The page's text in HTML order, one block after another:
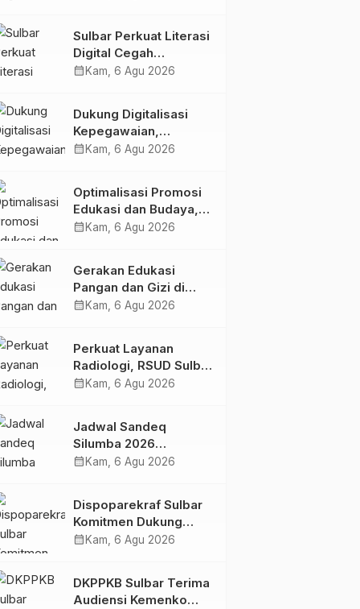
Penandatanganan
Perjanjian Tugas
Belajar 2026
Sulbar Perkuat Literasi
Digital Cegah
Kejahatan Love
calendar_month Kam, 6 Agu 2026
Dukung Digitalisasi
Kepegawaian,
DPMPTSP Sulbar Siap
calendar_month Kam, 6 Agu 2026
Optimalisasi Promosi
Edukasi dan Budaya,
Anjungan Provinsi
Bersama Sky World
TMII
calendar_month Kam, 6 Agu 2026
Gerakan Edukasi
Pangan dan Gizi di
Mamasa: Tingkatkan
dalam Pemenuhan Gizi
calendar_month Kam, 6 Agu 2026
Perkuat Layanan
Radiologi, RSUD Sulbar
Sambut Kembali dr. Iis
calendar_month Kam, 6 Agu 2026
Jadwal Sandeq
Silumba 2026
Disesuaikan,
Tetap Dimatangkan
calendar_month Kam, 6 Agu 2026
Dispoparekraf Sulbar
Komitmen Dukung
Penyusunan RAD
calendar_month Kam, 6 Agu 2026
DKPPKB Sulbar Terima
Audiensi Kemenko